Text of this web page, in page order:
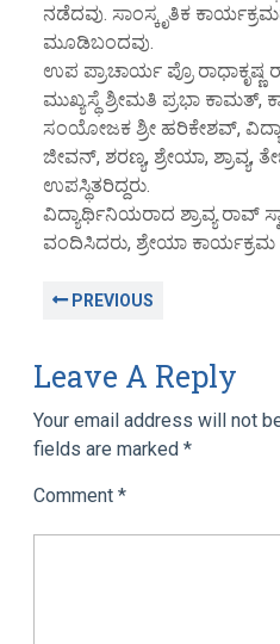
ನಡೆದವು. ಸಾಂಸ್ಕೃತಿಕ
ಮೂಡಿಬಂದವು.
ಉಪ ಪ್ರಾಚಾರ್ಯ ಪ್ರೊ
ಮುಖ್ಯಸ್ಥೆ ಶ್ರೀಮತಿ ಪ್ರಭಾ ಕಾಮತ್,
ಸಂಯೋಜಕ ಶ್ರೀ ಹರಿಕೇಶವ್,
ಜೀವನ್, ಶರಣ್ಯ, ಶ್ರೇಯಾ, ಶ್ರಾವ್ಯ,
ಉಪಸ್ಥಿತರಿದ್ದರು.
ವಿದ್ಯಾರ್ಥಿನಿಯರಾದ ಶ್ರಾವ್ಯ ರಾವ್
ವಂದಿಸಿದರು, ಶ್ರೇಯಾ
PREVIOUS
Leave A Reply
Your email address will not
fields are marked *
Comment *